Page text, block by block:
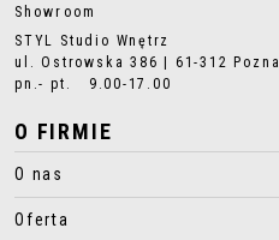
Showroom
STYL Studio Wnętrz
ul. Ostrowska 386 | 61-312
pn.- pt. 9.00-17.00
O FIRMIE
O nas
Oferta